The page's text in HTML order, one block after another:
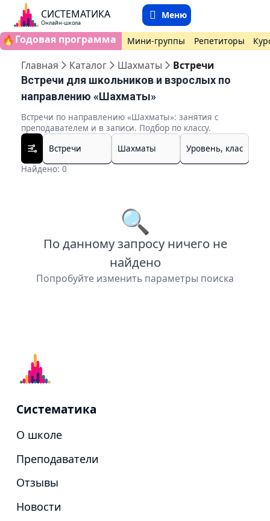
СИСТЕМАТИКА
Онлайн-школа
Меню
🔥 Годовая программа Мини-группы Репетиторы
Главная Каталог Шахматы Встречи
Встречи для школьников и взрослых по
направлению «Шахматы»
Встречи по направлению «Шахматы»: занятия с
преподавателем и в записи. Подбор по классу.
Найдено: 0
🔍
По данному запросу ничего не
найдено
Попробуйте изменить параметры поиска
Систематика
О школе
Преподаватели
Отзывы
Новости